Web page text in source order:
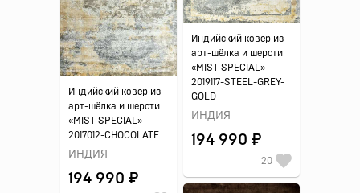
Индийский ковер из
арт-шёлка и шерсти
«MIST SPECIAL»
2019117-STEEL-GREY-
GOLD
ИНДИЯ
194 990 ₽
20
Индийский ковер из
арт-шёлка и шерсти
«MIST SPECIAL»
2017012-CHOCOLATE
ИНДИЯ
194 990 ₽